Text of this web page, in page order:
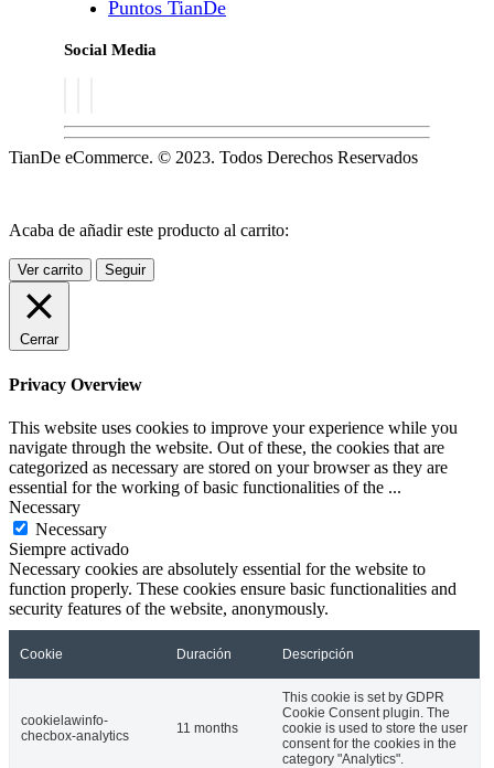
Puntos TianDe
Social Media
TianDe eCommerce. © 2023. Todos Derechos Reservados
Acaba de añadir este producto al carrito:
Ver carrito Seguir
Cerrar
Privacy Overview
This website uses cookies to improve your experience while you
navigate through the website. Out of these, the cookies that are
categorized as necessary are stored on your browser as they are
essential for the working of basic functionalities of the ...
Necessary
Necessary
Siempre activado
Necessary cookies are absolutely essential for the website to
function properly. These cookies ensure basic functionalities and
security features of the website, anonymously.
Cookie Duración Descripción
cookielawinfo-
checbox-analytics
11 months
This cookie is set by GDPR
Cookie Consent plugin. The
cookie is used to store the user
consent for the cookies in the
category "Analytics".